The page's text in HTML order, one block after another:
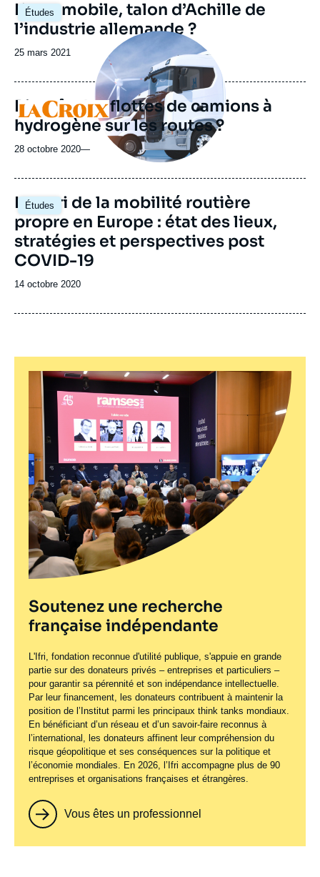
Études
Image
principale
L’automobile, talon d’Achille de
l’industrie allemande ?
Date
publication
25 mars 2021
Logo
Image
principale
médiatique
Bientôt des flottes de camions à
hydrogène sur les routes ?
28 octobre 2020—
Études
Image
principale
Le pari de la mobilité routière
propre en Europe : état des lieux,
stratégies et perspectives post
COVID-19
Date
publication
14 octobre 2020
Soutenez une recherche
française indépendante
L'Ifri, fondation reconnue d'utilité publique, s'appuie en grande
partie sur des donateurs privés – entreprises et particuliers –
pour garantir sa pérennité et son indépendance intellectuelle.
Par leur financement, les donateurs contribuent à maintenir la
position de l’Institut parmi les principaux think tanks mondiaux.
En bénéficiant d’un réseau et d’un savoir-faire reconnus à
l’international, les donateurs affinent leur compréhension du
risque géopolitique et ses conséquences sur la politique et
l’économie mondiales. En 2026, l’Ifri accompagne plus de 90
entreprises et organisations françaises et étrangères.
Vous êtes un professionnel